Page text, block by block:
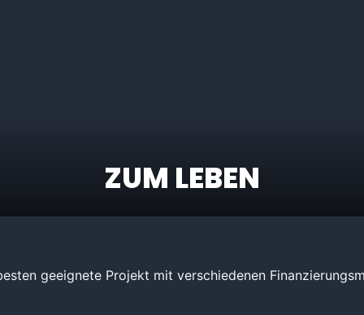
ZUM LEBEN
geeignete Projekt mit verschiedenen